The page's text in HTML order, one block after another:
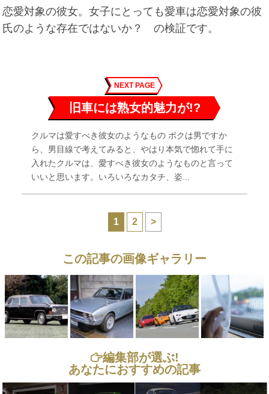
恋愛対象の彼女。女子にとっても愛車は恋愛対象の彼
氏のような存在ではないか？ の検証です。
NEXT PAGE
旧車には熟女的魅力が!?
クルマは愛すべき彼女のようなもの ボクは男ですか
ら、男目線で考えてみると、やはり本気で惚れて手に
入れたクルマは、愛すべき彼女のようなものと言って
いいと思います。いろいろなカタチ、姿...
1 2 >
この記事の画像ギャラリー
編集部が選ぶ!
あなたにおすすめの記事